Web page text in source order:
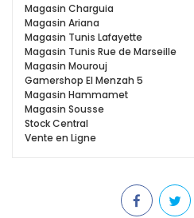
Magasin Charguia
Magasin Ariana
Magasin Tunis Lafayette
Magasin Tunis Rue de Marseille
Magasin Mourouj
Gamershop El Menzah 5
Magasin Hammamet
Magasin Sousse
Stock Central
Vente en Ligne